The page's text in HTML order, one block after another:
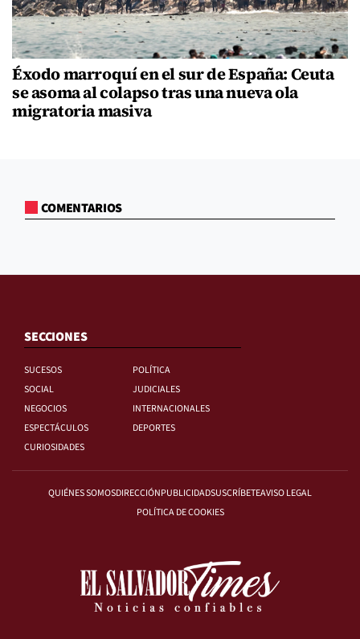
Éxodo marroquí en el sur de España: Ceuta
se asoma al colapso tras una nueva ola
migratoria masiva
COMENTARIOS
SECCIONES
SUCESOS
POLÍTICA
SOCIAL
JUDICIALES
NEGOCIOS
INTERNACIONALES
ESPECTÁCULOS
DEPORTES
CURIOSIDADES
QUIÉNES SOMOSDIRECCIÓNPUBLICIDADSUSCRÍBETEAVISO LEGAL
POLÍTICA DE COOKIES